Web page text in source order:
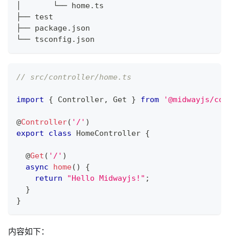
│       └── home.ts
├── test
├── package.json
└── tsconfig.json
// src/controller/home.ts
import { Controller, Get } from '@midwayjs/
@Controller( '/' )
export
class HomeController {
@Get ( '/' )
async
home( )
{
return
"Hello Midwayjs!" ;
}
}
内容如下：